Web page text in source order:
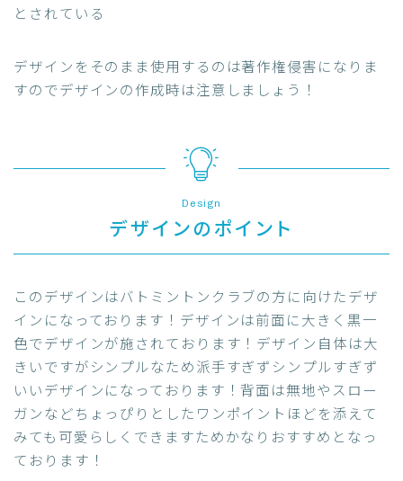
とされている
デザインをそのまま使用するのは著作権侵害になりま
すのでデザインの作成時は注意しましょう！
Design
デザインのポイント
このデザインはバトミントンクラブの方に向けたデザ
インになっております！デザインは前面に大きく黒一
色でデザインが施されております！デザイン自体は大
きいですがシンプルなため派手すぎずシンプルすぎず
いいデザインになっております！背面は無地やスロー
ガンなどちょっぴりとしたワンポイントほどを添えて
みても可愛らしくできますためかなりおすすめとなっ
ております！